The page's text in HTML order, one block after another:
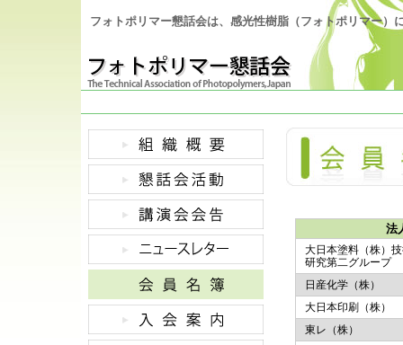
フォトポリマー懇話会は、感光性樹脂（フォトポリマー）
法
大日本塗料（株
研究第二グループ
日産化学（株）
大日本印刷（株）
東レ（株）